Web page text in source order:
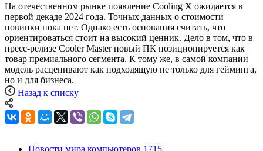
На отечественном рынке появление Cooling X ожидается в
первой декаде 2024 года. Точных данных о стоимости
новинки пока нет. Однако есть основания считать, что
ориентироваться стоит на высокий ценник. Дело в том, что в
пресс-релизе Сooler Master новый ПК позиционируется как
товар премиального сегмента. К тому же, в самой компании
модель расценивают как подходящую не только для гейминга,
но и для бизнеса.
Назад к списку
Новости мира компьютеров 1715